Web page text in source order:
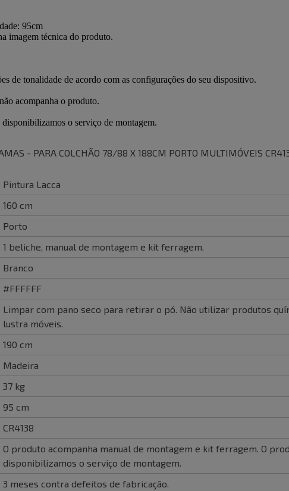
- PARA COLCHÃO 78/88 X 188CM PORTO MULTIMÓVEIS
Pintura Lacca
160 cm
Porto
1 beliche, manual de montagem e kit ferragem.
Branco
#FFFFFF
Limpar com pano seco para retirar o pó. Não utilizar produtos
lustra móveis.
190 cm
Madeira
37 kg
95 cm
CR4138
O produto acompanha manual de montagem e kit ferragem. O
disponibilizamos o serviço de montagem.
3 meses contra defeitos de fabricação.